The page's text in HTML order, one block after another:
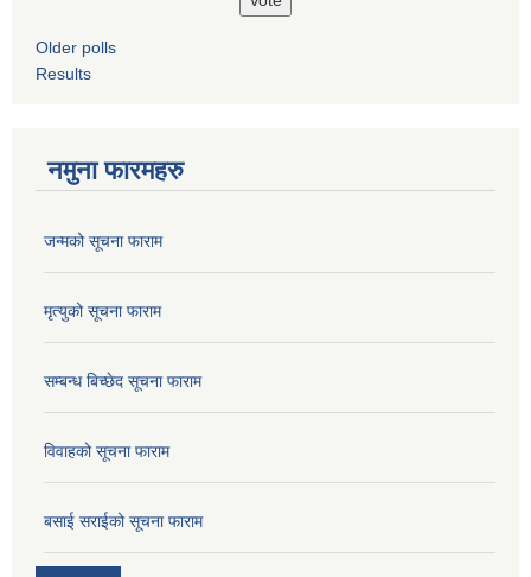
Older polls
Results
नमुना फारमहरु
जन्मको सूचना फाराम
मृत्युको सूचना फाराम
सम्बन्ध बिच्छेद सूचना फाराम
विवाहको सूचना फाराम
बसाई सराईको सूचना फाराम